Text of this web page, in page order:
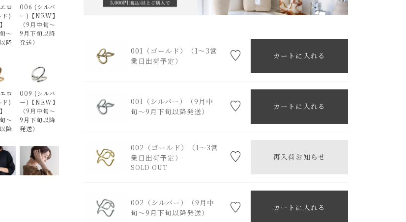
ロ
ド)
～
降
006 (シルバ
ー)【NEW】
（9月中旬～
9月下旬以降
発送）
ロ
ド)
～
降
009 (シルバ
ー)【NEW】
（9月中旬～
9月下旬以降
発送）
001（ゴールド）（1～3営
業日出荷予定）
カートに入れる
001（シルバー）（9月中
旬～9月下旬以降発送）
カートに入れる
002（ゴールド）（1～3営
業日出荷予定）
SOLD OUT
再入荷お知らせ
002（シルバー）（9月中
旬～9月下旬以降発送）
カートに入れる